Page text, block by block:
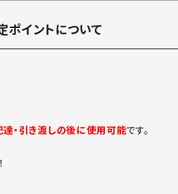
イントについて
・引き渡しの後に使用可能です。